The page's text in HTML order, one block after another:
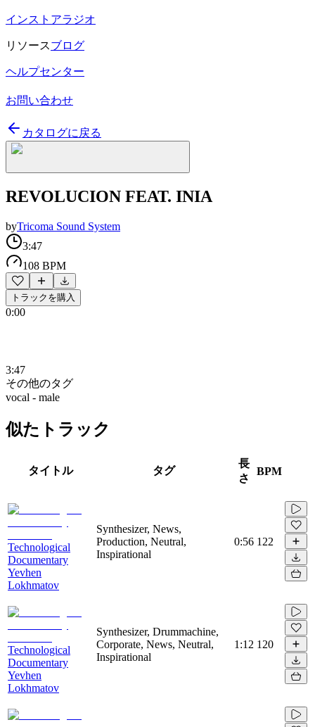
インストアラジオ
リソースブログ
ヘルプセンター
お問い合わせ
カタログに戻る
REVOLUCION FEAT. INIA
byTricoma Sound System
3:47
108 BPM
トラックを購入
0:00
3:47
その他のタグ
vocal - male
似たトラック
タイトル タグ
長
さ
BPM
Technological
Documentary
Yevhen
Lokhmatov
Synthesizer, News,
Production, Neutral,
Inspirational
0:56 122
Technological
Documentary
Yevhen
Lokhmatov
Synthesizer, Drummachine,
Corporate, News, Neutral,
Inspirational
1:12 120